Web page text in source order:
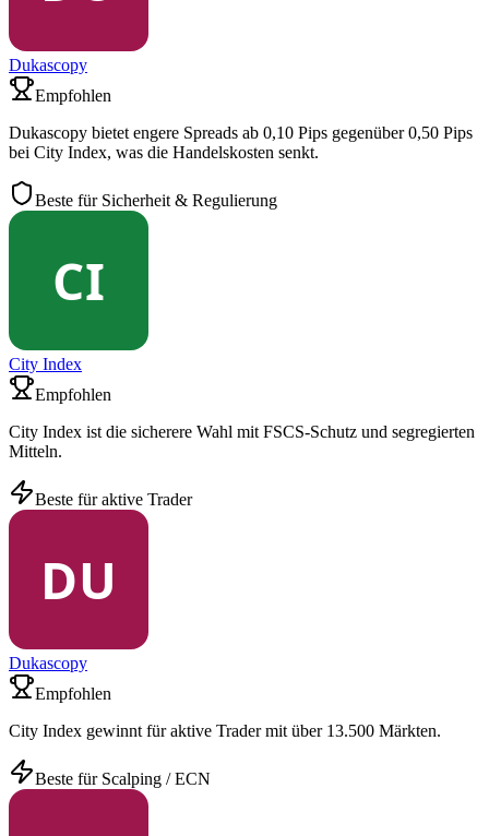
Dukascopy
Empfohlen
Dukascopy bietet engere Spreads ab 0,10 Pips gegenüber 0,50 Pips
bei City Index, was die Handelskosten senkt.
Beste für Sicherheit & Regulierung
City Index
Empfohlen
City Index ist die sicherere Wahl mit FSCS-Schutz und segregierten
Mitteln.
Beste für aktive Trader
Dukascopy
Empfohlen
City Index gewinnt für aktive Trader mit über 13.500 Märkten.
Beste für Scalping / ECN